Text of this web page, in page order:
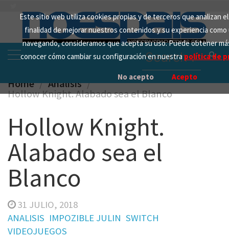
Este sitio web utiliza cookies propias y de terceros que analizan
finalidad de mejorar nuestros contenidos y su experiencia como
navegando, consideramos que acepta su uso. Puede obtener
conocer cómo cambiar su configuración en nuestrapolítica de
No acepto Acepto
content
Search
for:
Home Analisis
Hollow Knight. Alabado sea el Blanco
Hollow Knight.
Alabado sea el
Blanco
31 JULIO, 2018
ANALISIS IMPOZIBLE JULIN SWITCH
VIDEOJUEGOS